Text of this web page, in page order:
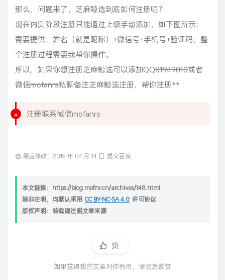
那么，问题来了，芝麻鲸选到底如何注册呢？
现在内测阶段注册只能通过上级手动添加，如下图所示：
需要提供：姓名（就是昵称）+微信号+手机号+验证码，整
个注册过程需要我帮你操作。
所以，如果你想注册芝麻鲸选可以添加QQ81949010或者
微信mofanrs私聊备注芝麻鲸选注册，帮你注册**
注册联系微信mofanrs
最后修改：2019 年 04 月 14 日 提交百度
本文链接：https://blog.mofnr.cn/archives/148.html
除非注明，均默认采用 CC BY-NC-SA 4.0 许可协议
版权声明：转载请注明文章来源
赞
如果觉得我的文章对你有用，请随意赞赏